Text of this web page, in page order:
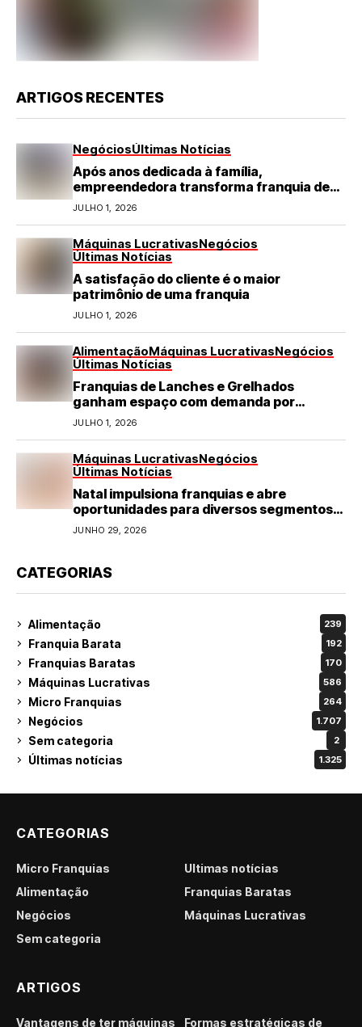
ARTIGOS RECENTES
NegóciosÚltimas Notícias
Após anos dedicada à família,
empreendedora transforma franquia de
turismo em negócio de destaque no RN
JULHO 1, 2026
Máquinas LucrativasNegócios
Últimas Notícias
A satisfação do cliente é o maior
patrimônio de uma franquia
JULHO 1, 2026
AlimentaçãoMáquinas LucrativasNegócios
Últimas Notícias
Franquias de Lanches e Grelhados
ganham espaço com demanda por
refeições rápidas e de qualidade
JULHO 1, 2026
Máquinas LucrativasNegócios
Últimas Notícias
Natal impulsiona franquias e abre
oportunidades para diversos segmentos
do varejo
JUNHO 29, 2026
CATEGORIAS
Alimentação 239
Franquia Barata 192
Franquias Baratas 170
Máquinas Lucrativas 586
Micro Franquias 264
Negócios 1.707
Sem categoria 2
Últimas notícias 1.325
CATEGORIAS
Micro Franquias
Últimas notícias
Alimentação
Franquias Baratas
Negócios
Máquinas Lucrativas
Sem categoria
ARTIGOS
Vantagens de ter máquinas Formas estratégicas de